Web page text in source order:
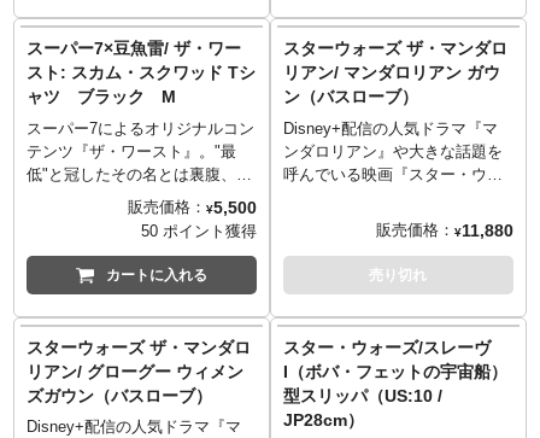
る、遠い昔はるか彼方の銀河系
で大暴れしていそうな雰囲気の
スカム・スクワッドたちのビジ
ュアルがTシャツになりました。
宇宙の中で販売しているのは豆
魚雷だけの特別なアイテム。
「ミュータントチームver.」とあ
わせてお見逃しなく！
る、遠い昔はるか彼方の銀河系
で大暴れしていそうな雰囲気の
スカム・スクワッドたちのビジ
ュアルがTシャツになりました。
宇宙の中で販売しているのは豆
魚雷だけの特別なアイテム。
わせてお見逃しなく！
スーパー7×豆魚雷/ ザ・ワー
スト: スカム・スクワッド Tシ
ャツ ブラック M
スーパー7によるオリジナルコン
テンツ『ザ・ワースト』。"最
低"と冠したその名とは裏腹、90
年代フィギュアを彷彿とさせ
る、懐かしくもオリジナリティ
あふれるデザインが最高すぎる
シリーズ。なんと今回「スーパ
ー7×豆魚雷」のコラボレーショ
る、遠い昔はるか彼方の銀河系
で大暴れしていそうな雰囲気の
スカム・スクワッドたちのビジ
ュアルがTシャツになりました。
販売価格： ¥5,500
50 ポイント獲得
カートに入れる
スターウォーズ ザ・マンダロ
リアン/ マンダロリアン ガウ
ン（バスローブ）
Disney+配信の人気ドラマ『マ
ンダロリアン』や大きな話題を
呼んでいる映画『スター・ウォ
ド・グローグー』で、宇宙を駆
ける賞金稼ぎ「マンドー」こと
ディン・ジャリンになりきれち
ゃうフリースガウンが登場で
ているのGOOD！
販売価格： ¥11,880
売り切れ
スターウォーズ ザ・マンダロ
リアン/ グローグー ウィメン
ズガウン（バスローブ）
Disney+配信の人気ドラマ『マ
スター・ウォーズ/スレーヴ
I（ボバ・フェットの宇宙船）
型スリッパ（US:10 /
JP28cm）